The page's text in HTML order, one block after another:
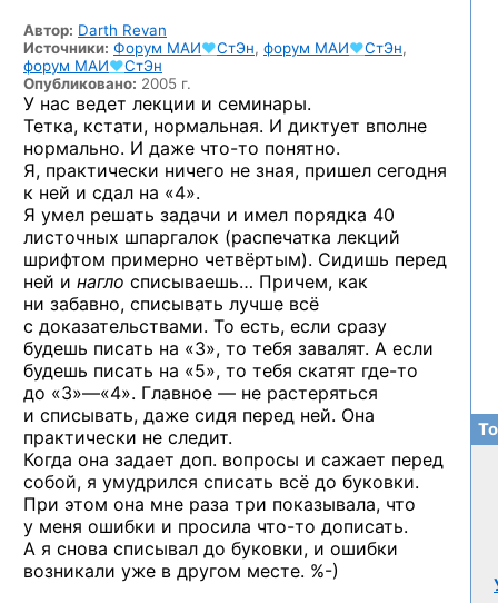
Автор: Darth Revan
Источники: Форум МАИ♥СтЭн, форум МАИ♥СтЭн,
форум МАИ♥СтЭн
Опубликовано: 2005 г.
У нас ведет лекции и семинары.
Тетка, кстати, нормальная. И диктует вполне
нормально. И даже что-то понятно.
Я, практически ничего не зная, пришел сегодня
к ней и сдал на «4».
Я умел решать задачи и имел порядка 40
листочных шпаргалок (распечатка лекций
шрифтом примерно четвёртым). Сидишь перед
ней и нагло списываешь… Причем, как
ни забавно, списывать лучше всё
с доказательствами. То есть, если сразу
будешь писать на «3», то тебя завалят. А если
будешь писать на «5», то тебя скатят где-то
до «3»—«4». Главное — не растеряться
и списывать, даже сидя перед ней. Она
практически не следит.
Когда она задает доп. вопросы и сажает перед
собой, я умудрился списать всё до буковки.
При этом она мне раза три показывала, что
у меня ошибки и просила что-то дописать.
А я снова списывал до буковки, и ошибки
возникали уже в другом месте. %-)